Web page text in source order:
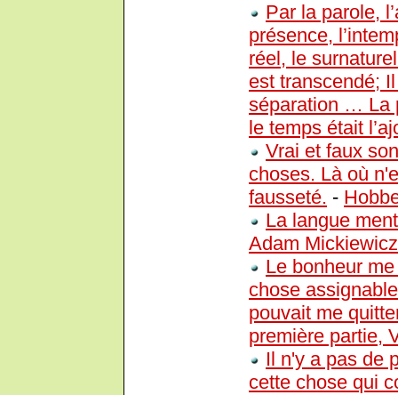
Par la parole,
présence,
réel, le
est transcendé; Il
séparation … La
le temps était
Vrai et faux
choses. Là où
fausseté. -
La langue
Adam Mickiewicz
Le bonheur
chose
pouvait me
première partie,
Il n'y a pas de
cette chose qui